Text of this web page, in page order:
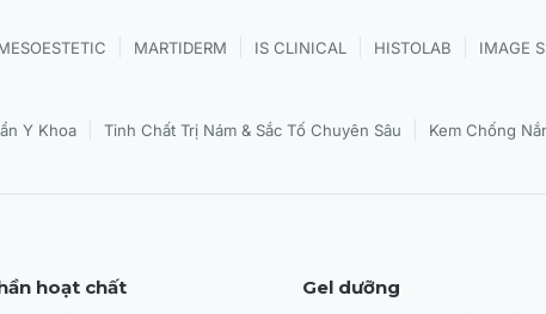
MARTIDERM IS CLINICAL HISTOLAB IMAGE
Y Khoa Tinh Chất Trị Nám & Sắc Tố Chuyên Sâu Kem Chống
hoạt chất Gel dưỡng